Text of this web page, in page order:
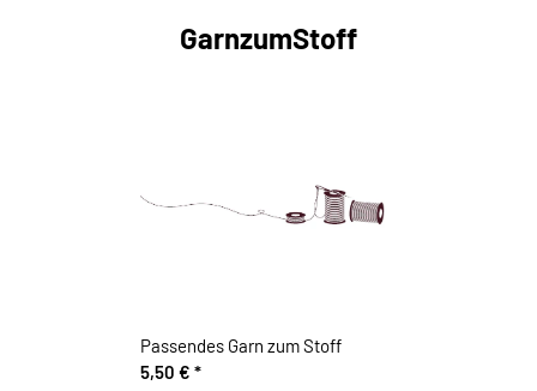
GarnzumStoff
Passendes Garn zum Stoff
5,50 € *